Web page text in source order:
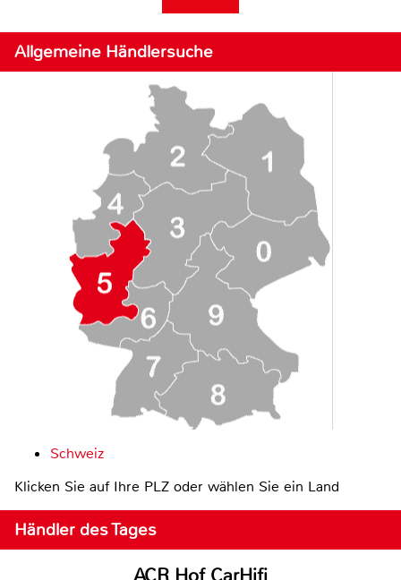
Allgemeine Händlersuche
Schweiz
Klicken Sie auf Ihre PLZ oder wählen Sie ein Land
Händler des Tages